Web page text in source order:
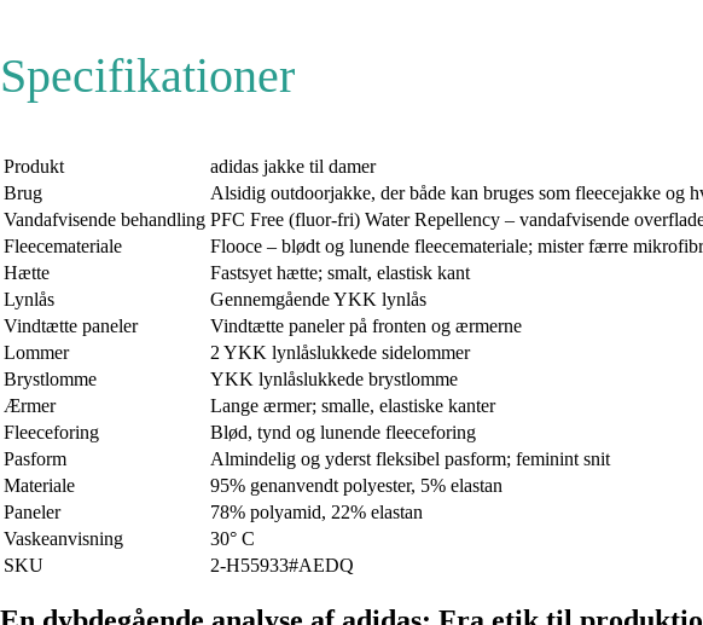
Specifikationer
Produkt
adidas jakke til damer
Brug
Alsidig outdoorjakke, der både kan bruges som fleecejakke og
Vandafvisende behandling PFC Free (fluor-fri) Water Repellency – vandafvisende
Fleecemateriale
Flooce – blødt og lunende fleecemateriale; mister færre
Hætte
Fastsyet hætte; smalt, elastisk kant
Lynlås
Gennemgående YKK lynlås
Vindtætte paneler
Vindtætte paneler på fronten og ærmerne
Lommer
2 YKK lynlåslukkede sidelommer
Brystlomme
YKK lynlåslukkede brystlomme
Ærmer
Lange ærmer; smalle, elastiske kanter
Fleeceforing
Blød, tynd og lunende fleeceforing
Pasform
Almindelig og yderst fleksibel pasform; feminint snit
Materiale
95% genanvendt polyester, 5% elastan
Paneler
78% polyamid, 22% elastan
Vaskeanvisning
30° C
SKU
2-H55933#AEDQ